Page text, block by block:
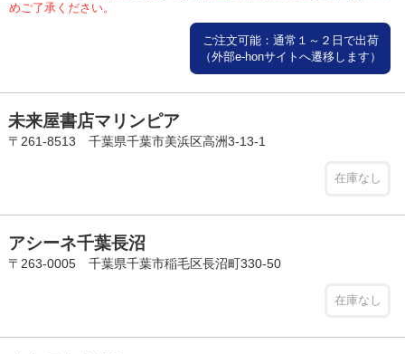
めご了承ください。
ご注文可能：通常１～２日で出荷
（外部e-honサイトへ遷移します）
未来屋書店マリンピア
〒261-8513 千葉県千葉市美浜区高洲3-13-1
在庫なし
アシーネ千葉長沼
〒263-0005 千葉県千葉市稲毛区長沼町330-50
在庫なし